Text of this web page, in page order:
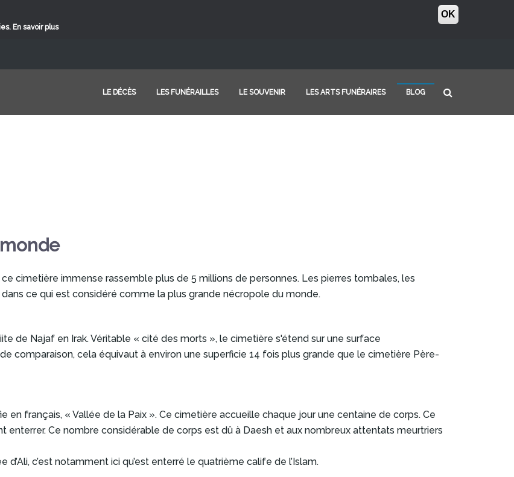
En savoir plus
OK
LE DÉCÈS LES FUNÉRAILLES LE SOUVENIR LES ARTS FUNÉRAIRES BLOG
cimetière immense rassemble plus de 5 millions de personnes. Les pierres tombales, les
ce qui est considéré comme la plus grande nécropole du monde.
de Najaf en Irak. Véritable « cité des morts », le cimetière s'étend sur une surface
comparaison, cela équivaut à environ une superficie 14 fois plus grande que le cimetière Père-
en français, « Vallée de la Paix ». Ce cimetière accueille chaque jour une centaine de corps. Ce
Ce nombre considérable de corps est dû à Daesh et aux nombreux attentats meurtriers
c’est notamment ici qu’est enterré le quatrième calife de l’Islam.